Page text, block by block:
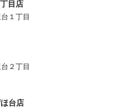
目店
１丁目
２丁目
台店